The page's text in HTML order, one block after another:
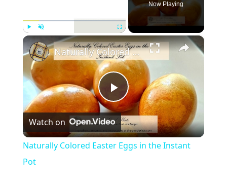
Now Playing
×
Play
Video
Naturally Colored Easter Eggs in the Instant Pot
Watch on
Naturally Colored Easter Eggs in the Instant
Pot